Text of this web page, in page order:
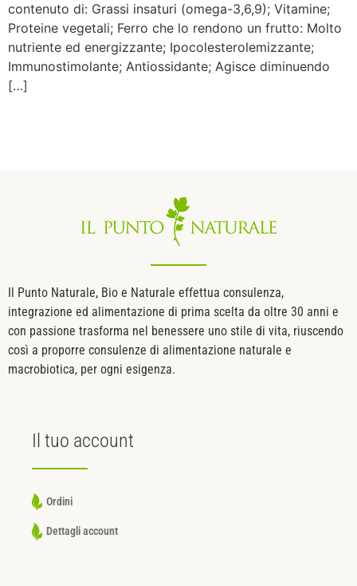
contenuto di: Grassi insaturi (omega-3,6,9); Vitamine;
Proteine vegetali; Ferro che lo rendono un frutto: Molto
nutriente ed energizzante; Ipocolesterolemizzante;
Immunostimolante; Antiossidante; Agisce diminuendo
[…]
Il Punto Naturale, Bio e Naturale effettua consulenza,
integrazione ed alimentazione di prima scelta da oltre 30 anni e
con passione trasforma nel benessere uno stile di vita, riuscendo
così a proporre consulenze di alimentazione naturale e
macrobiotica, per ogni esigenza.
Il tuo account
Ordini
Dettagli account